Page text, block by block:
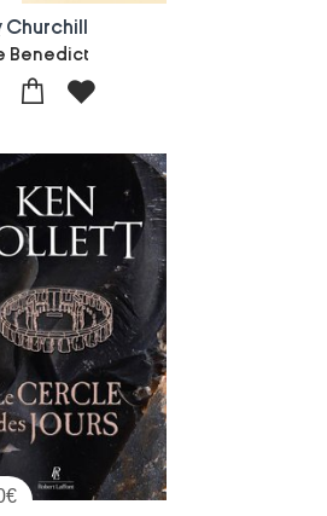
Churchill
Benedict
€